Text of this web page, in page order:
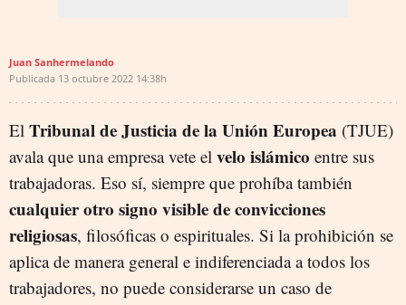
Juan Sanhermelando
Publicada 13 octubre 2022 14:38h
El Tribunal de Justicia de la Unión Europea (TJUE)
avala que una empresa vete el velo islámico entre sus
trabajadoras. Eso sí, siempre que prohíba también
cualquier otro signo visible de convicciones
religiosas, filosóficas o espirituales. Si la prohibición se
aplica de manera general e indiferenciada a todos los
trabajadores, no puede considerarse un caso de